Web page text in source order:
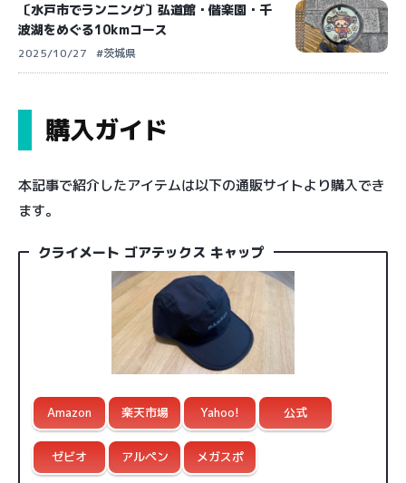
〔水戸市でランニング〕弘道館・偕楽園・千
波湖をめぐる10kmコース
2025/10/27 #茨城県
購入ガイド
本記事で紹介したアイテムは以下の通販サイトより購入でき
ます。
クライメート ゴアテックス キャップ
Amazon 楽天市場 Yahoo! 公式
ゼビオ アルペン メガスポ